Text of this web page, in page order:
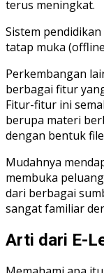
terus meningkat.
Sistem
tatap muka
Perkembangan
berbagai fitur
Fitur-fitur ini
berupa materi
dengan bentuk
Mudahnya
membuka
dari berbagai
sangat familiar
Arti dari E-